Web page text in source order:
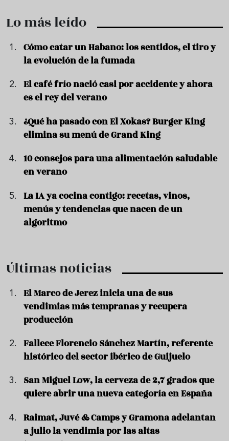
Lo más leído
Cómo catar un Habano: los sentidos, el tiro y
la evolución de la fumada
El café frío nació casi por accidente y ahora
es el rey del verano
¿Qué ha pasado con El Xokas? Burger King
elimina su menú de Grand King
10 consejos para una alimentación saludable
en verano
La IA ya cocina contigo: recetas, vinos,
menús y tendencias que nacen de un
algoritmo
Últimas noticias
El Marco de Jerez inicia una de sus
vendimias más tempranas y recupera
producción
Fallece Florencio Sánchez Martín, referente
histórico del sector ibérico de Guijuelo
San Miguel Low, la cerveza de 2,7 grados que
quiere abrir una nueva categoría en España
Raimat, Juvé & Camps y Gramona adelantan
a julio la vendimia por las altas